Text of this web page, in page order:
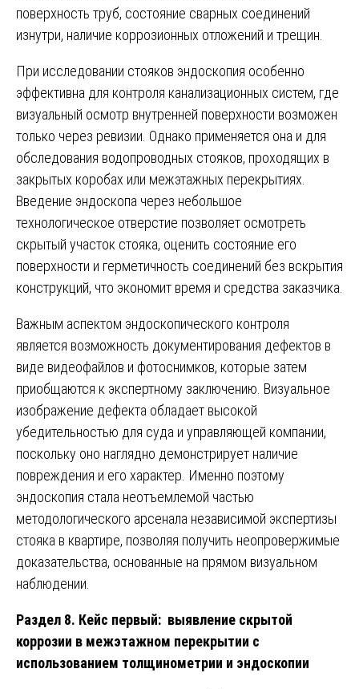
поверхность труб, состояние сварных соединений
изнутри, наличие коррозионных отложений и трещин.
При исследовании стояков эндоскопия особенно
эффективна для контроля канализационных систем, где
визуальный осмотр внутренней поверхности возможен
только через ревизии. Однако применяется она и для
обследования водопроводных стояков, проходящих в
закрытых коробах или межэтажных перекрытиях.
Введение эндоскопа через небольшое
технологическое отверстие позволяет осмотреть
скрытый участок стояка, оценить состояние его
поверхности и герметичность соединений без вскрытия
конструкций, что экономит время и средства заказчика.
Важным аспектом эндоскопического контроля
является возможность документирования дефектов в
виде видеофайлов и фотоснимков, которые затем
приобщаются к экспертному заключению. Визуальное
изображение дефекта обладает высокой
убедительностью для суда и управляющей компании,
поскольку оно наглядно демонстрирует наличие
повреждения и его характер. Именно поэтому
эндоскопия стала неотъемлемой частью
методологического арсенала независимой экспертизы
стояка в квартире, позволяя получить неопровержимые
доказательства, основанные на прямом визуальном
наблюдении.
Раздел 8. Кейс первый: выявление скрытой
коррозии в межэтажном перекрытии с
использованием толщинометрии и эндоскопии